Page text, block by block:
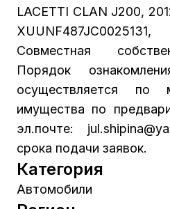
LACETTI CLAN J200,
Совместная
Порядок
осуществляется по
имущества по
эл.почте:
срока подачи заявок.
Категория
Автомобили